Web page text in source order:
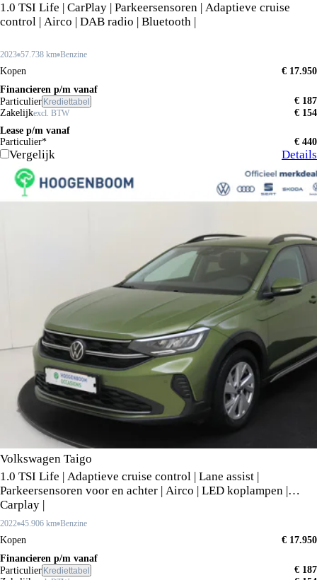
1.0 TSI Life | CarPlay | Parkeersensoren | Adaptieve cruise
control | Airco | DAB radio | Bluetooth |
2023 57.738 km Benzine
Kopen
€ 17.950
Financieren p/m vanaf
Particulier Krediettabel
€ 187
Zakelijkexcl. BTW
€ 154
Lease p/m vanaf
Particulier*
€ 440
Vergelijk Details
Volkswagen Taigo
1.0 TSI Life | Adaptieve cruise control | Lane assist |
Parkeersensoren voor en achter | Airco | LED koplampen |
Carplay |
2022 45.906 km Benzine
Kopen
€ 17.950
Financieren p/m vanaf
Particulier Krediettabel
€ 187